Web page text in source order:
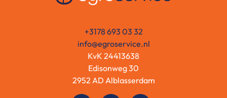
+3178 693 03 32
info@egroservice.nl
KvK 24413638
Edisonweg 30
2952 AD Alblasserdam